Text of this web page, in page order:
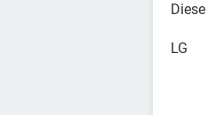
Diese
LG